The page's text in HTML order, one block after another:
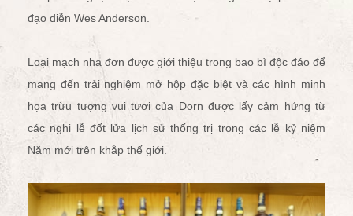
đạo diễn Wes Anderson.
Loại mạch nha đơn được giới thiệu trong bao bì độc đáo để
mang đến trải nghiệm mở hộp đặc biệt và các hình minh
họa trừu tượng vui tươi của Dorn được lấy cảm hứng từ
các nghi lễ đốt lửa lịch sử thống trị trong các lễ kỷ niệm
Năm mới trên khắp thế giới.